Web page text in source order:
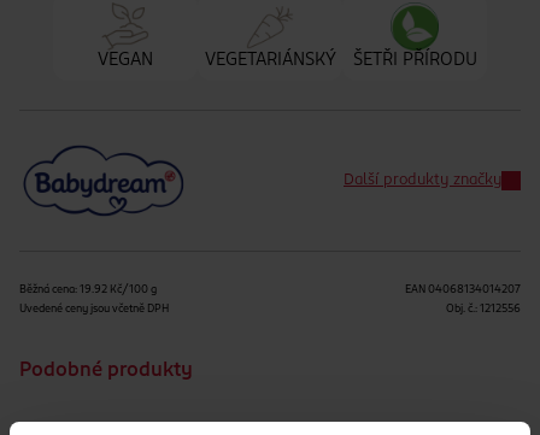
VEGAN VEGETARIÁNSKÝ ŠETŘI PŘÍRODU
Další produkty značky
Běžná cena: 19.92 Kč/100 g
Uvedené ceny jsou včetně DPH
EAN 04068134014207
Obj. č.: 1212556
Podobné produkty